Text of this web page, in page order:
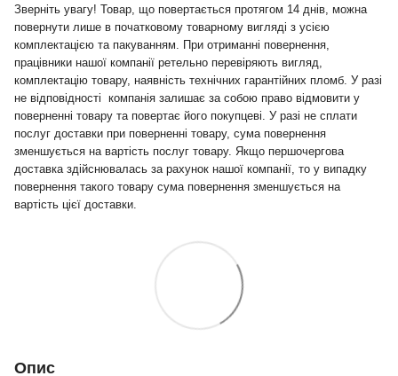
Зверніть увагу! Товар, що повертається протягом 14 днів, можна
повернути лише в початковому товарному вигляді з усією
комплектацією та пакуванням. При отриманні повернення,
працівники нашої компанії ретельно перевіряють вигляд,
комплектацію товару, наявність технічних гарантійних пломб. У разі
не відповідності компанія залишає за собою право відмовити у
поверненні товару та повертає його покупцеві. У разі не сплати
послуг доставки при поверненні товару, сума повернення
зменшується на вартість послуг товару. Якщо першочергова
доставка здійснювалась за рахунок нашої компанії, то у випадку
повернення такого товару сума повернення зменшується на
вартість цієї доставки.
Опис